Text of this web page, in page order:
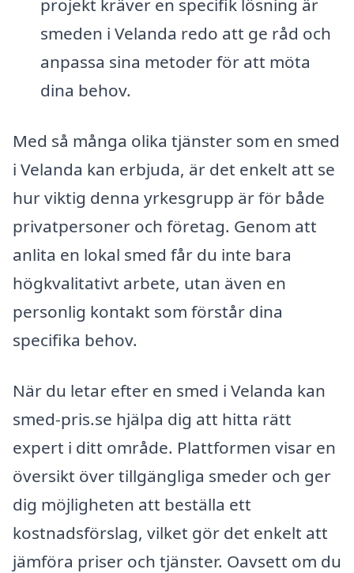
projekt kräver en specifik lösning är
smeden i Velanda redo att ge råd och
anpassa sina metoder för att möta
dina behov.
Med så många olika tjänster som en smed
i Velanda kan erbjuda, är det enkelt att se
hur viktig denna yrkesgrupp är för både
privatpersoner och företag. Genom att
anlita en lokal smed får du inte bara
högkvalitativt arbete, utan även en
personlig kontakt som förstår dina
specifika behov.
När du letar efter en smed i Velanda kan
smed-pris.se hjälpa dig att hitta rätt
expert i ditt område. Plattformen visar en
översikt över tillgängliga smeder och ger
dig möjligheten att beställa ett
kostnadsförslag, vilket gör det enkelt att
jämföra priser och tjänster. Oavsett om du